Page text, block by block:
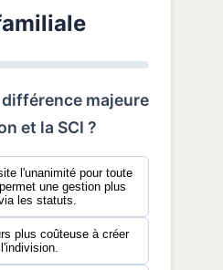
différence majeure
et la SCI ?
l'unanimité pour toute
une gestion plus
les statuts.
plus coûteuse à créer